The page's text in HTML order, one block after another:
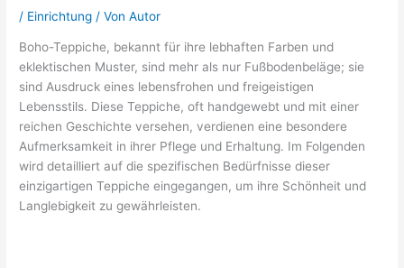
/ Einrichtung / VonAutor
Boho-Teppiche, bekannt für ihre lebhaften Farben und
eklektischen Muster, sind mehr als nur Fußbodenbeläge; sie
sind Ausdruck eines lebensfrohen und freigeistigen
Lebensstils. Diese Teppiche, oft handgewebt und mit einer
reichen Geschichte versehen, verdienen eine besondere
Aufmerksamkeit in ihrer Pflege und Erhaltung. Im Folgenden
wird detailliert auf die spezifischen Bedürfnisse dieser
einzigartigen Teppiche eingegangen, um ihre Schönheit und
Langlebigkeit zu gewährleisten.